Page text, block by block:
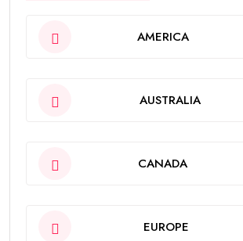
AMERICA
AUSTRALIA
CANADA
EUROPE